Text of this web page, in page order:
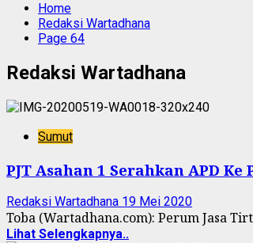
Home
Redaksi Wartadhana
Page 64
Redaksi Wartadhana
Sumut
PJT Asahan 1 Serahkan APD Ke
Redaksi Wartadhana 19 Mei 2020
Toba (Wartadhana.com): Perum Jasa
Lihat Selengkapnya..